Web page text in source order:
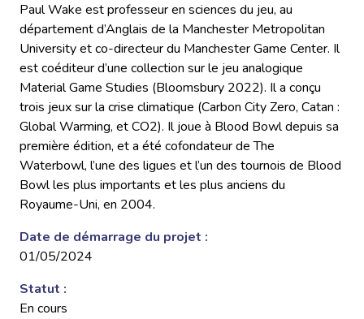
Paul Wake est professeur en sciences du jeu, au
département d’Anglais de la Manchester Metropolitan
University et co-directeur du Manchester Game Center. Il
est coéditeur d’une collection sur le jeu analogique
Material Game Studies (Bloomsbury 2022). Il a conçu
trois jeux sur la crise climatique (Carbon City Zero, Catan :
Global Warming, et CO2). Il joue à Blood Bowl depuis sa
première édition, et a été cofondateur de The
Waterbowl, l’une des ligues et l’un des tournois de Blood
Bowl les plus importants et les plus anciens du
Royaume-Uni, en 2004.
Date de démarrage du projet :
01/05/2024
Statut :
En cours